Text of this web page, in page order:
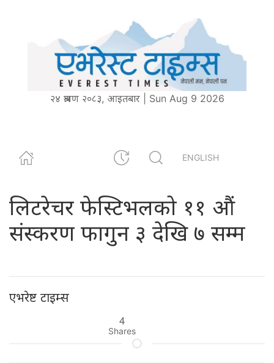
२४ श्रावण २०८३, आइतबार | Sun Aug 9 2026
ENGLISH
लिटरेचर फेस्टिभलको ११ औं
संस्करण फागुन ३ देखि ७ सम्म
एभरेष्ट टाइम्स
4
Shares